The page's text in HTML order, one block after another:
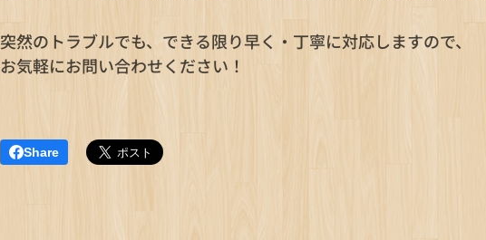
突然のトラブルでも、できる限り早く・丁寧に対応しますので、
お気軽にお問い合わせください！
Share